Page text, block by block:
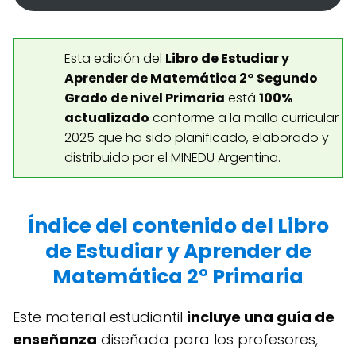
Esta edición del Libro de Estudiar y
Aprender de Matemática 2° Segundo
Grado de nivel Primaria está 100%
actualizado conforme a la malla curricular
2025 que ha sido planificado, elaborado y
distribuido por el MINEDU Argentina.
Índice del contenido del Libro
de Estudiar y Aprender de
Matemática 2° Primaria
Este material estudiantil incluye una guía de
enseñanza diseñada para los profesores,